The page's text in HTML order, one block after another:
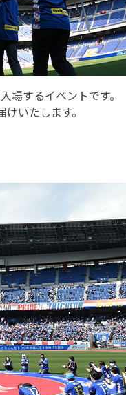
場するイベントです。
いたします。